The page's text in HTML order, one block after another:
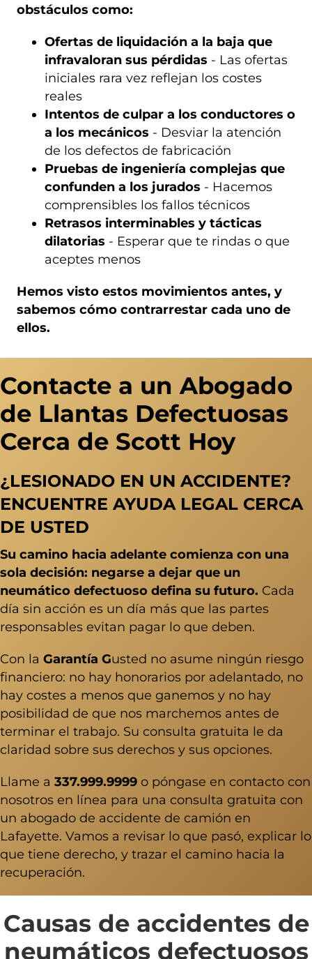
obstáculos como:
Ofertas de liquidación a la baja que
infravaloran sus pérdidas - Las ofertas
iniciales rara vez reflejan los costes
reales
Intentos de culpar a los conductores o
a los mecánicos - Desviar la atención
de los defectos de fabricación
Pruebas de ingeniería complejas que
confunden a los jurados - Hacemos
comprensibles los fallos técnicos
Retrasos interminables y tácticas
dilatorias - Esperar que te rindas o que
aceptes menos
Hemos visto estos movimientos antes, y
sabemos cómo contrarrestar cada uno de
ellos.
Contacte a un Abogado
de Llantas Defectuosas
Cerca de Scott Hoy
¿LESIONADO EN UN ACCIDENTE?
ENCUENTRE AYUDA LEGAL CERCA
DE USTED
Su camino hacia adelante comienza con una
sola decisión: negarse a dejar que un
neumático defectuoso defina su futuro. Cada
día sin acción es un día más que las partes
responsables evitan pagar lo que deben.
Con la Garantía Gusted no asume ningún riesgo
financiero: no hay honorarios por adelantado, no
hay costes a menos que ganemos y no hay
posibilidad de que nos marchemos antes de
terminar el trabajo. Su consulta gratuita le da
claridad sobre sus derechos y sus opciones.
Llame a 337.999.9999 o póngase en contacto con
nosotros en línea para una consulta gratuita con
un abogado de accidente de camión en
Lafayette. Vamos a revisar lo que pasó, explicar lo
que tiene derecho, y trazar el camino hacia la
recuperación.
Causas de accidentes de
neumáticos defectuosos